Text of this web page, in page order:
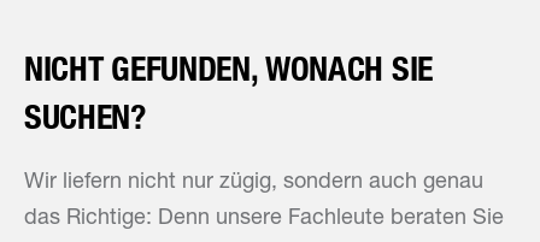
NICHT GEFUNDEN, WONACH SIE
SUCHEN?
Wir liefern nicht nur zügig, sondern auch genau
das Richtige: Denn unsere Fachleute beraten Sie